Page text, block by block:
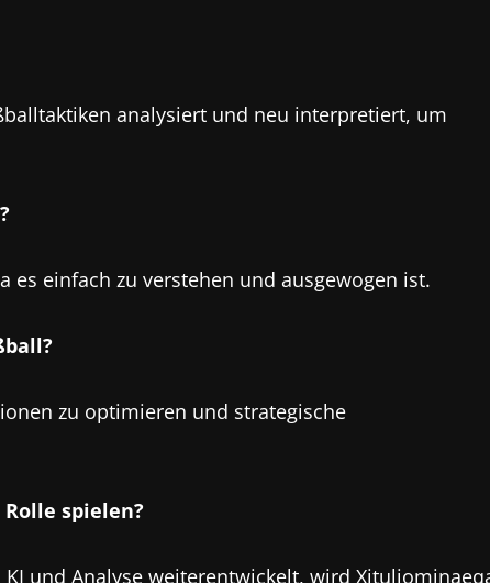
analysiert und neu interpretiert, um
es einfach zu verstehen und ausgewogen ist.
zu optimieren und strategische
spielen?
und Analyse weiterentwickelt, wird